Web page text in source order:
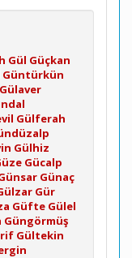
Gül Güçkan
Güntürkün
Gülaver
Gülferah
Gülhiz
Gücalp
Günaç
Gür
Güfte Gülel
Güngörmüş
Gültekin